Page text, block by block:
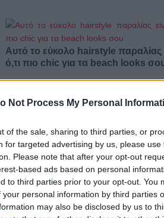
Not Process My Personal
of the sale, sharing to third parties, or
for targeted advertising by us, please
Please note that after your opt-out
based ads based on personal
to third parties prior to your opt-out. You
personal information by third parties
may also be disclosed by us to
Αυτό το εύκολο hairstyle παραλίας
ό,τι πιο chic για τα beach looks
που αξίζει να δοκιμάσεις
Πώς να φτιάξεις το αγαπημένο
της Cardi B στο σπίτι σε λίγα λεπτά